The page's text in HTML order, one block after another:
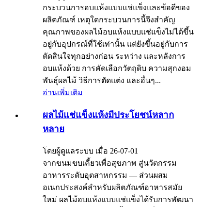
กระบวนการอบแห้งแบบแช่แข็งและข้อดีของ
ผลิตภัณฑ์ เหตุใดกระบวนการนี้จึงสำคัญ
คุณภาพของผลไม้อบแห้งแบบแช่แข็งไม่ได้ขึ้น
อยู่กับอุปกรณ์ที่ใช้เท่านั้น แต่ยังขึ้นอยู่กับการ
ตัดสินใจทุกอย่างก่อน ระหว่าง และหลังการ
อบแห้งด้วย การคัดเลือกวัตถุดิบ ความสุกงอม
พันธุ์ผลไม้ วิธีการตัดแต่ง และอื่นๆ...
อ่านเพิ่มเติม
ผลไม้แช่แข็งแห้งมีประโยชน์หลาก
หลาย
โดยผู้ดูแลระบบ เมื่อ 26-07-01
จากขนมขบเคี้ยวเพื่อสุขภาพ สู่นวัตกรรม
อาหารระดับอุตสาหกรรม — ส่วนผสม
อเนกประสงค์สำหรับผลิตภัณฑ์อาหารสมัย
ใหม่ ผลไม้อบแห้งแบบแช่แข็งได้รับการพัฒนา